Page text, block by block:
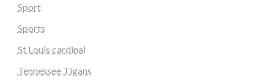
Sport
Sports
St Louis cardinal
Tennessee Tigans